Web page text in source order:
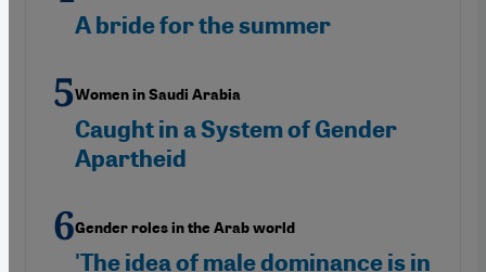
A bride for the summer
Women in Saudi Arabia
Caught in a System of Gender
Apartheid
Gender roles in the Arab world
'The idea of male dominance is in